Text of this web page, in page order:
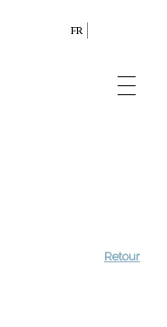
FR
Retour